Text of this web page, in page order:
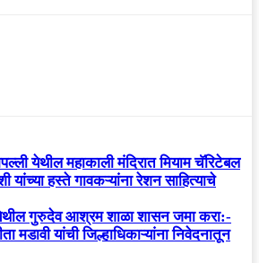
येथील महाकाली मंदिरात मियाम चॅरिटेबल
यांच्या हस्ते गावकऱ्यांना रेशन साहित्याचे
गुरुदेव आश्रम शाळा शासन जमा करा:-
मडावी यांची जिल्हाधिकाऱ्यांना निवेदनातून